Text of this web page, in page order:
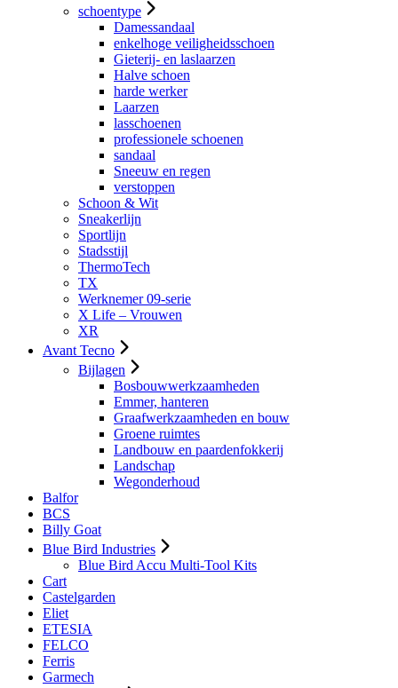
schoentype
Damessandaal
enkelhoge veiligheidsschoen
Gieterij- en laslaarzen
Halve schoen
harde werker
Laarzen
lasschoenen
professionele schoenen
sandaal
Sneeuw en regen
verstoppen
Schoon & Wit
Sneakerlijn
Sportlijn
Stadsstijl
ThermoTech
TX
Werknemer 09-serie
X Life – Vrouwen
XR
Avant Tecno
Bijlagen
Bosbouwwerkzaamheden
Emmer, hanteren
Graafwerkzaamheden en bouw
Groene ruimtes
Landbouw en paardenfokkerij
Landschap
Wegonderhoud
Balfor
BCS
Billy Goat
Blue Bird Industries
Blue Bird Accu Multi-Tool Kits
Cart
Castelgarden
Eliet
ETESIA
FELCO
Ferris
Garmech